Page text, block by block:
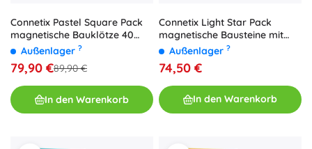
Connetix Pastel Square Pack
magnetische Bauklötze 40
TeileAußenlager ?
79,90 €89,90 €
In den Warenkorb
Connetix Light Star Pack
magnetische Bausteine mit
Licht, 28 Stk.
Außenlager ?
74,50 €
In den Warenkorb